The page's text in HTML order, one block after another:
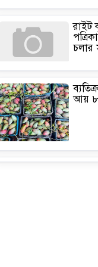
রাইট
চলার
আয় ৮